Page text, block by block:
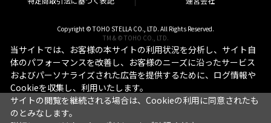
Copyright © TOHO STELLA CO., LTD. All Rights Reserved.
TM & © TOHO CO., LTD.
当サイトでは、お客様の本サイトの利用状況を分析し、サイト自
体のパフォーマンスを改善し、お客様のニーズに沿ったサービス
およびパーソナライズされた広告を提供するために、ログ情報や
Cookieを収集し、利用いたします。
サイトの閲覧を継続される場合は、Cookieの利用に同意されたも
のとみなします。